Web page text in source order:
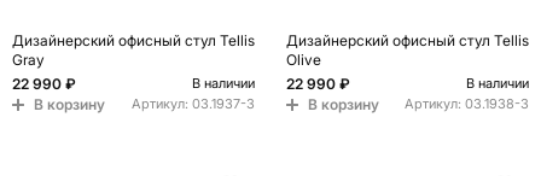
Дизайнерский офисный стул Tellis
Gray
22 990 ₽
В наличии
В корзину Артикул: 03.1937-3
Дизайнерский офисный стул Tellis
Olive
22 990 ₽
В наличии
В корзину Артикул: 03.1938-3